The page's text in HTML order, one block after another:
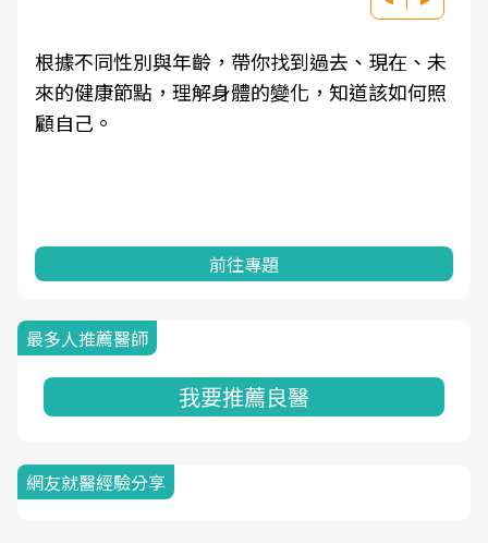
根據不同性別與年齡，帶你找到過去、現在、未
來的健康節點，理解身體的變化，知道該如何照
顧自己。
前往專題
最多人推薦醫師
我要推薦良醫
網友就醫經驗分享